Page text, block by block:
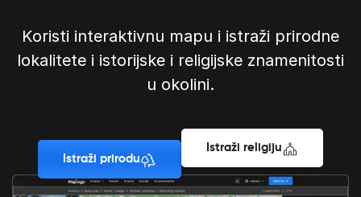
Koristi interaktivnu mapu i istraži prirodne
lokalitete i istorijske i religijske znamenitosti
u okolini.
Istraži prirodu
Istraži religiju